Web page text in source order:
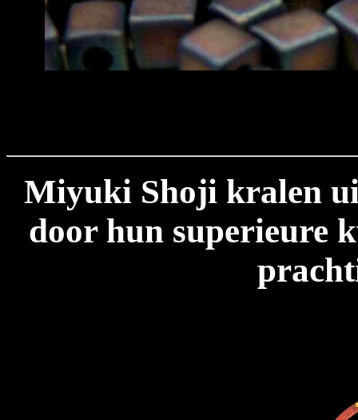
Miyuki Shoji kralen
door hun superieure